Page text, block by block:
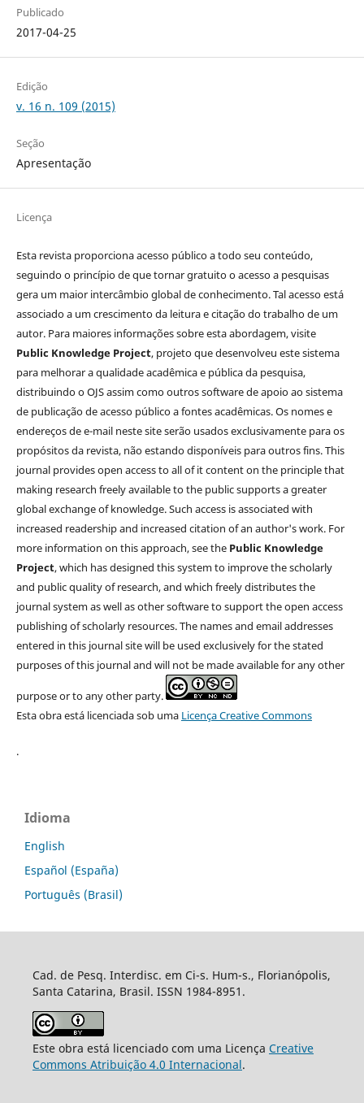
Publicado
2017-04-25
Edição
v. 16 n. 109 (2015)
Seção
Apresentação
Licença
Esta revista proporciona acesso público a todo seu conteúdo,
seguindo o princípio de que tornar gratuito o acesso a pesquisas
gera um maior intercâmbio global de conhecimento. Tal acesso está
associado a um crescimento da leitura e citação do trabalho de um
autor. Para maiores informações sobre esta abordagem, visite
Public Knowledge Project, projeto que desenvolveu este sistema
para melhorar a qualidade acadêmica e pública da pesquisa,
distribuindo o OJS assim como outros software de apoio ao sistema
de publicação de acesso público a fontes acadêmicas. Os nomes e
endereços de e-mail neste site serão usados exclusivamente para os
propósitos da revista, não estando disponíveis para outros fins. This
journal provides open access to all of it content on the principle that
making research freely available to the public supports a greater
global exchange of knowledge. Such access is associated with
increased readership and increased citation of an author's work. For
more information on this approach, see the Public Knowledge
Project, which has designed this system to improve the scholarly
and public quality of research, and which freely distributes the
journal system as well as other software to support the open access
publishing of scholarly resources. The names and email addresses
entered in this journal site will be used exclusively for the stated
purposes of this journal and will not be made available for any other
purpose or to any other party.
Esta obra está licenciada sob uma Licença Creative Commons
.
Idioma
English
Español (España)
Português (Brasil)
Cad. de Pesq. Interdisc. em Ci-s. Hum-s., Florianópolis,
Santa Catarina, Brasil. ISSN 1984-8951.
Este obra está licenciado com uma Licença Creative
Commons Atribuição 4.0 Internacional.